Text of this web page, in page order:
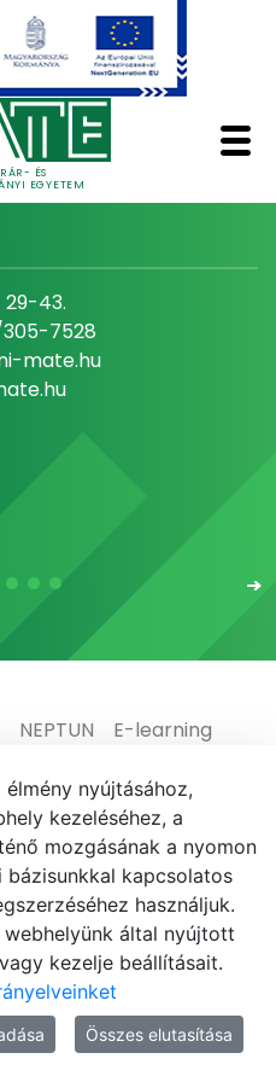
ÉS
EGYETEM
29-43.
7528
mate.hu
NEPTUN
E-learning
Igazgatóság
2021
nyújtásához,
kezeléséhez, a
mozgásának a nyomon
bázisunkkal kapcsolatos
használjuk.
által nyújtott
kezelje beállításait.
Összes elutasítása